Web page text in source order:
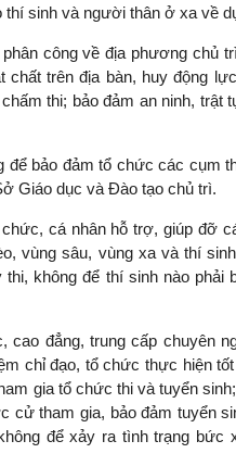
thí sinh và người thân ở xa về
công về địa phương chủ
trên địa bàn, huy động
thi; bảo đảm an ninh, trật
bảo đảm tổ chức các cụm
Giáo dục và Đào tạo chủ trì.
cá nhân hỗ trợ, giúp đỡ
vùng sâu, vùng xa và thí
không để thí sinh nào phải
đẳng, trung cấp chuyên
chỉ đạo, tổ chức thực hiện
gia tổ chức thi và tuyển
cử tham gia, bảo đảm tuyển
để xảy ra tình trạng bức